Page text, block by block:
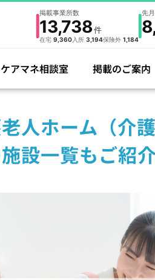
掲載事業所数
13,738件
在宅 9,360入所 3,194保険外 1,184
先
ケアマネ相談室 掲載のご案内
人ホーム（介
設一覧もご紹